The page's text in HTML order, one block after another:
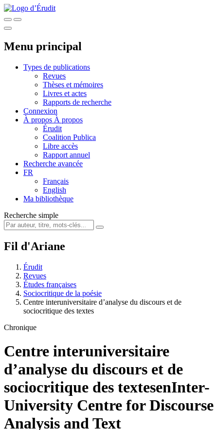
Menu principal
Types de publications
Revues
Thèses et mémoires
Livres et actes
Rapports de recherche
Connexion
À propos À propos
Érudit
Coalition Publica
Libre accès
Rapport annuel
Recherche avancée
FR
Français
English
Ma bibliothèque
Recherche simple
Fil d'Ariane
Érudit
Revues
Études françaises
Sociocritique de la poésie
Centre interuniversitaire d’analyse du discours et de
sociocritique des textes
Chronique
Centre interuniversitaire
d’analyse du discours et de
sociocritique des textesenInter-
University Centre for Discourse
Analysis and Text